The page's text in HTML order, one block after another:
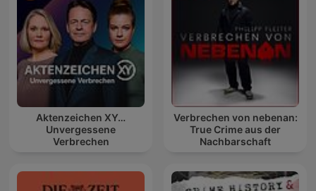
Aktenzeichen XY…
Unvergessene
Verbrechen
Verbrechen von nebenan:
True Crime aus der
Nachbarschaft